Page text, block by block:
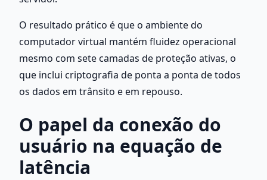
O resultado prático é que o ambiente do
computador virtual mantém fluidez operacional
mesmo com sete camadas de proteção ativas, o
que inclui criptografia de ponta a ponta de todos
os dados em trânsito e em repouso.
O papel da conexão do
usuário na equação de
latência